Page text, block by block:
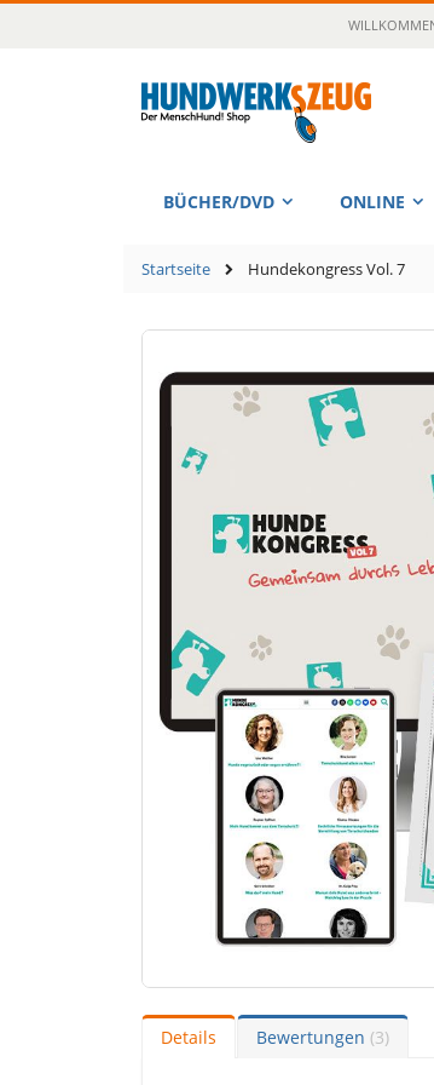
springen
BÜCHER/DVD ONLINE
Startseite Hundekongress Vol. 7
Zum
Ende
der
springen
Details Bewertungen 3